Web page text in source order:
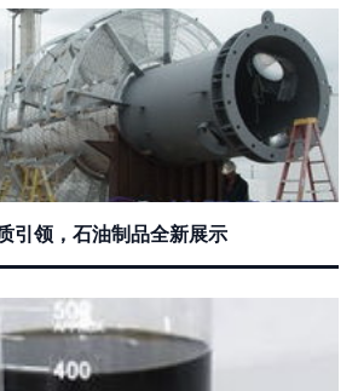
引领，石油制品全新展示